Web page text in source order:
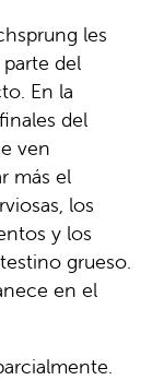
les
del
En la
del
ven
más el
los
y los
grueso.
en el